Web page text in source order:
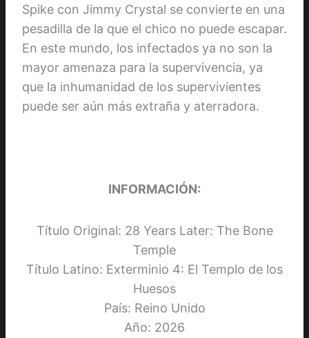
Spike con Jimmy Crystal se convierte en una
pesadilla de la que el chico no puede escapar.
En este mundo, los infectados ya no son la
mayor amenaza para la supervivencia, ya
que la inhumanidad de los supervivientes
puede ser aún más extraña y aterradora.
INFORMACIÓN:
Título Original: 28 Years Later: The Bone
Temple
Título Latino: Exterminio 4: El Templo de los
Huesos
País: Reino Unido
Año: 2026